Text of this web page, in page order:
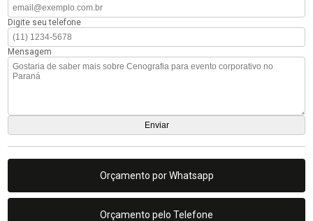
Digite seu telefone
Mensagem
Orçamento por Whatsapp
Orçamento pelo Telefone